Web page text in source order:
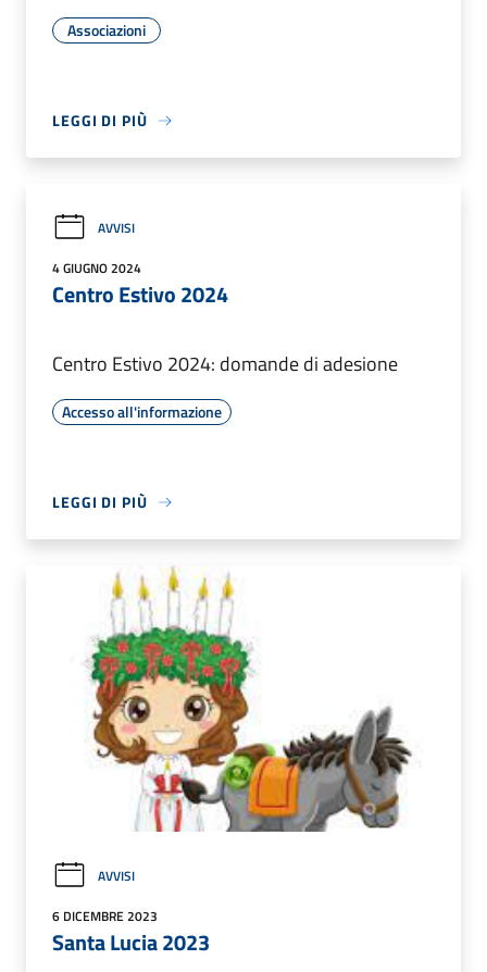
Associazioni
LEGGI DI PIÙ
AVVISI
4 GIUGNO 2024
Centro Estivo 2024
Centro Estivo 2024: domande di adesione
Accesso all'informazione
LEGGI DI PIÙ
AVVISI
6 DICEMBRE 2023
Santa Lucia 2023